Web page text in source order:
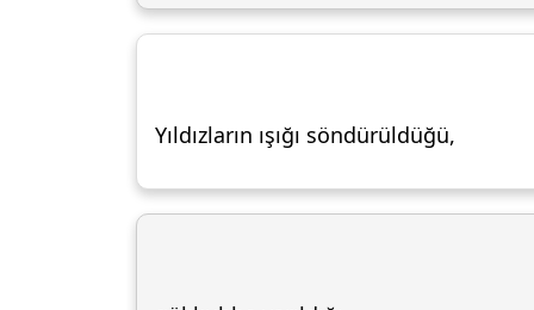
Yıldızların ışığı söndürüldüğü,